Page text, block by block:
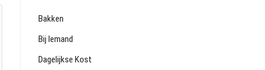
Bakken
Bij Iemand
Dagelijkse Kost